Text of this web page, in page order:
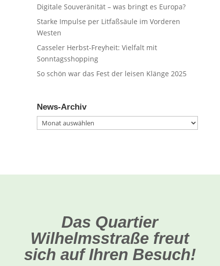
Digitale Souveränität – was bringt es Europa?
Starke Impulse per Litfaßsäule im Vorderen
Westen
Casseler Herbst-Freyheit: Vielfalt mit
Sonntagsshopping
So schön war das Fest der leisen Klänge 2025
News-Archiv
News-
Archiv
Das Quartier
Wilhelmsstraße freut
sich auf Ihren Besuch!